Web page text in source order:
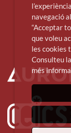
navegació
“Acceptar
que voleu
les cookies
Consulteu
més